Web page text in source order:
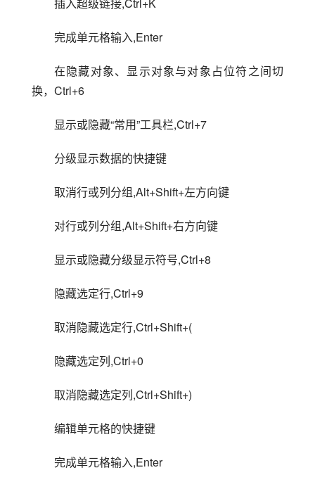
插入超级链接,Ctrl+K
完成单元格输入,Enter
在隐藏对象、显示对象与对象占位符之间切
换，Ctrl+6
显示或隐藏“常用”工具栏,Ctrl+7
分级显示数据的快捷键
取消行或列分组,Alt+Shift+左方向键
对行或列分组,Alt+Shift+右方向键
显示或隐藏分级显示符号,Ctrl+8
隐藏选定行,Ctrl+9
取消隐藏选定行,Ctrl+Shift+(
隐藏选定列,Ctrl+0
取消隐藏选定列,Ctrl+Shift+)
编辑单元格的快捷键
完成单元格输入,Enter